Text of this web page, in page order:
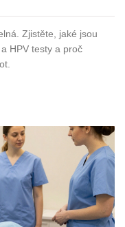
Zjistěte, jaké jsou
HPV testy a proč